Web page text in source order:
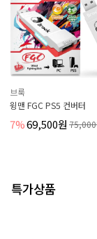
SANJUKS
산적스 V7 레버
Sold Out
특가상품